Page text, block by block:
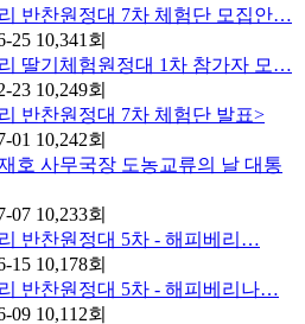
반찬원정대 7차 체험단 모집안…
25 10,341회
딸기체험원정대 1차 참가자 모…
23 10,249회
반찬원정대 7차 체험단 발표>
01 10,242회
호 사무국장 도농교류의 날 대통
07 10,233회
반찬원정대 5차 - 해피베리…
15 10,178회
반찬원정대 5차 - 해피베리나…
09 10,112회